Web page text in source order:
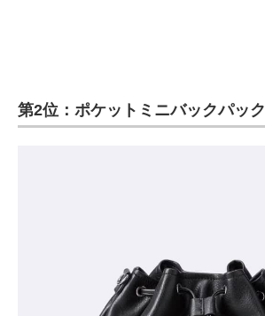
第2位：ポケットミニバックパック